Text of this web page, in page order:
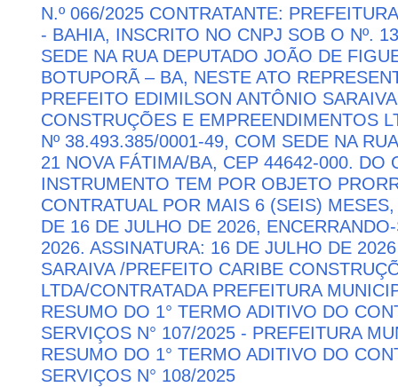
N.º 066/2025 CONTRATANTE:
- BAHIA, INSCRITO NO CNPJ SOB O Nº.
SEDE NA RUA DEPUTADO JOÃO DE
BOTUPORÃ – BA, NESTE ATO
PREFEITO EDIMILSON ANTÔNIO
CONSTRUÇÕES E EMPREENDIMENTOS
Nº 38.493.385/0001-49, COM SEDE NA
21 NOVA FÁTIMA/BA, CEP 44642-000. DO
INSTRUMENTO TEM POR OBJETO
CONTRATUAL POR MAIS 6 (SEIS)
DE 16 DE JULHO DE 2026,
2026. ASSINATURA: 16 DE JULHO DE
SARAIVA /PREFEITO CARIBE
LTDA/CONTRATADA PREFEITURA
RESUMO DO 1° TERMO ADITIVO DO
SERVIÇOS N° 107/2025 - PREFEITURA
RESUMO DO 1° TERMO ADITIVO DO
SERVIÇOS N° 108/2025